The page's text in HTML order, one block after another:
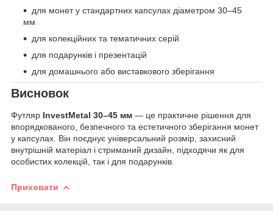
для монет у стандартних капсулах діаметром 30–45
мм
для колекційних та тематичних серій
для подарунків і презентацій
для домашнього або виставкового зберігання
Висновок
Футляр InvestMetal 30–45 мм — це практичне рішення для
впорядкованого, безпечного та естетичного зберігання монет
у капсулах. Він поєднує універсальний розмір, захисний
внутрішній матеріал і стриманий дизайн, підходячи як для
особистих колекцій, так і для подарунків.
Приховати